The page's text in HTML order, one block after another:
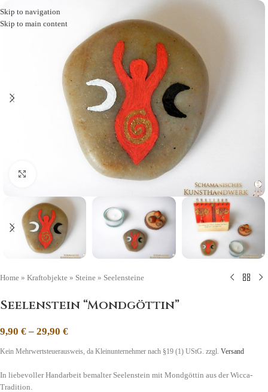
Skip to navigation
Skip to main content
Home » Kraftobjekte » Steine » Seelensteine
Seelenstein “Mondgöttin”
9,90 €– 29,90 €
Kein Mehrwertsteuerausweis, da Kleinunternehmer nach §19 (1) UStG. zzgl. Versand
In liebevoller Handarbeit bemalter Seelenstein mit Mondgöttin aus der Wicca-
Tradition.